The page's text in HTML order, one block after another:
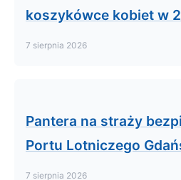
koszykówce kobiet w
7 sierpnia 2026
Pantera na straży
Portu Lotniczego
7 sierpnia 2026